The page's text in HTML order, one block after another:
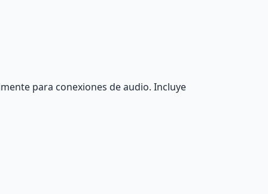
para conexiones de audio. Incluye